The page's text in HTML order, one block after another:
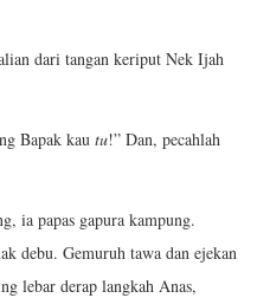
dari tangan keriput Nek Ijah
Bapak kau tu!” Dan, pecahlah
ia papas gapura kampung.
debu. Gemuruh tawa dan ejekan
lebar derap langkah Anas,